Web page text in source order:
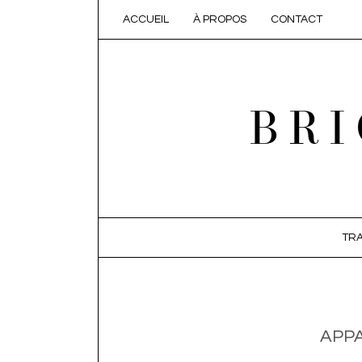
ACCUEIL À PROPOS CONTACT